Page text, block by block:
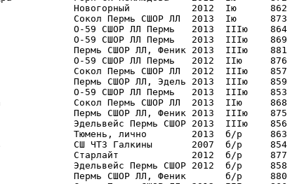
Новогорный           2012  Iю
Сокол Пермь СШОР ЛЛ  2013  Iю
O-59 СШОР ЛЛ Пермь   2013  IIIю
O-59 СШОР ЛЛ Пермь   2013  IIIю
Пермь СШОР ЛЛ, Феник 2013  IIIю
O-59 СШОР ЛЛ Пермь   2012  IIю
Сокол Пермь СШОР ЛЛ  2012  IIIю
Пермь СШОР ЛЛ, Эдель 2013  IIIю
O-59 СШОР ЛЛ Пермь   2013  IIIю
Сокол Пермь СШОР ЛЛ  2013  IIю
Пермь СШОР ЛЛ, Феник 2013  IIIю
Эдельвейс Пермь СШОР 2013  IIIю
Тюмень, лично        2013  б/р
СШ ЧТЗ Галкины       2007  б/р
Старлайт             2012  б/р
Эдельвейс Пермь СШОР 2012  б/р
Пермь СШОР ЛЛ, Феник       б/р